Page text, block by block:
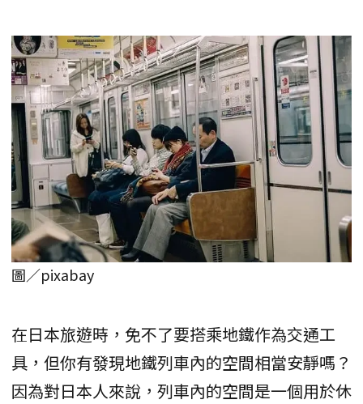
圖／pixabay
在日本旅遊時，免不了要搭乘地鐵作為交通工
具，但你有發現地鐵列車內的空間相當安靜嗎？
因為對日本人來說，列車內的空間是一個用於休